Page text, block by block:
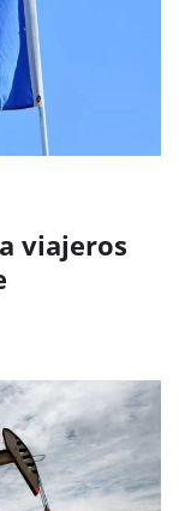
viajeros